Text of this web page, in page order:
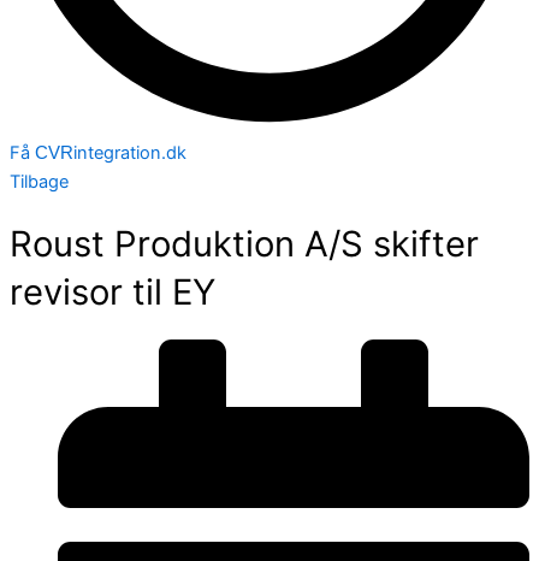
Få CVRintegration.dk
Tilbage
Roust Produktion A/S skifter
revisor til EY